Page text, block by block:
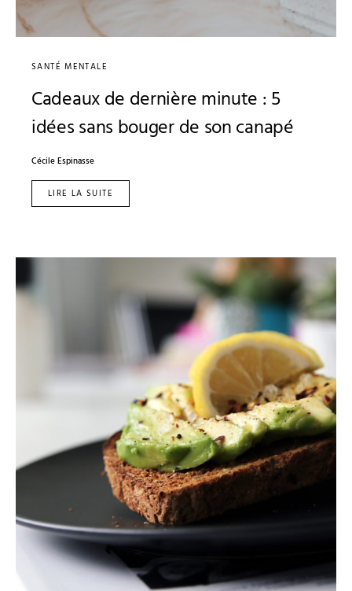
SANTÉ MENTALE
Cadeaux de dernière minute : 5
idées sans bouger de son canapé
Cécile Espinasse
LIRE LA SUITE